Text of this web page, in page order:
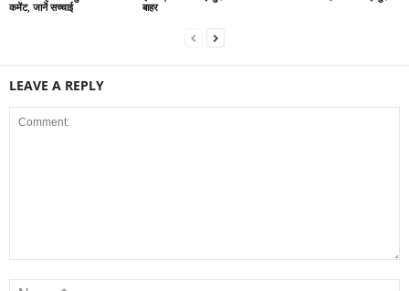
कमेंट, जानें सच्चाई
बाहर
LEAVE A REPLY